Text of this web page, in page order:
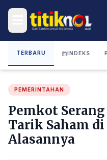
TERBARU INDEKS
PEMERINTAHAN
Pemkot
Tarik Saham
Alasannya